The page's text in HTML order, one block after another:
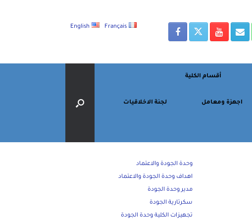
English Français
أقسام الكلية
اجهزة ومعامل لجنة الاخلاقيات
وحدة الجودة والاعتماد
اهداف وحدة الجودة والاعتماد
مدير وحدة الجودة
سكرتارية الجودة
تجهيزات الكلية وحدة الجودة